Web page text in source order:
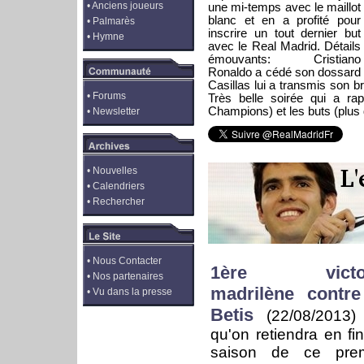
•Anciens joueurs
• Palmarès
• Hymne
• Forums
• Newsletter
• Nouvelles
• Calendriers
• Rechercher
• Nous Contacter
• Nos partenaires
• Vu dans la presse
une mi-temps avec le maillot
blanc et en a profité pour
inscrire un tout dernier but
avec le Real Madrid. Détails
émouvants: Cristiano
Ronaldo a cédé son
Casillas lui a transmis son
Très belle soirée qui a
Champions) et les buts (plus
1ère
madrilène
Betis (22/08/
qu'on retiendra en
saison de ce